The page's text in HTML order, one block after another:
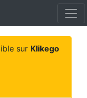
sur Klikego